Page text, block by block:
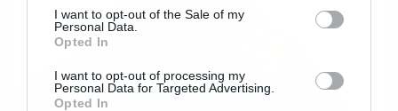
consent section.
I want to opt-out of the Sale of my
Personal Data.
Opted In
I want to opt-out of processing my
Personal Data for Targeted Advertising.
Opted In